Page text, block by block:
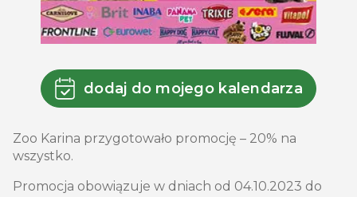
dodaj do mojego kalendarza
Zoo Karina przygotowało promocję – 20% na
wszystko.
Promocja obowiązuje w dniach od 04.10.2023 do